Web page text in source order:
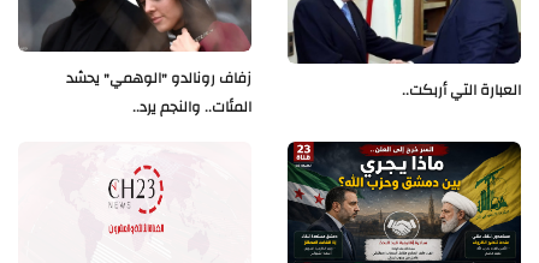
زفاف رونالدو "الوهمي" يحشد
المئات.. والنجم يرد..
العبارة التي أربكت..